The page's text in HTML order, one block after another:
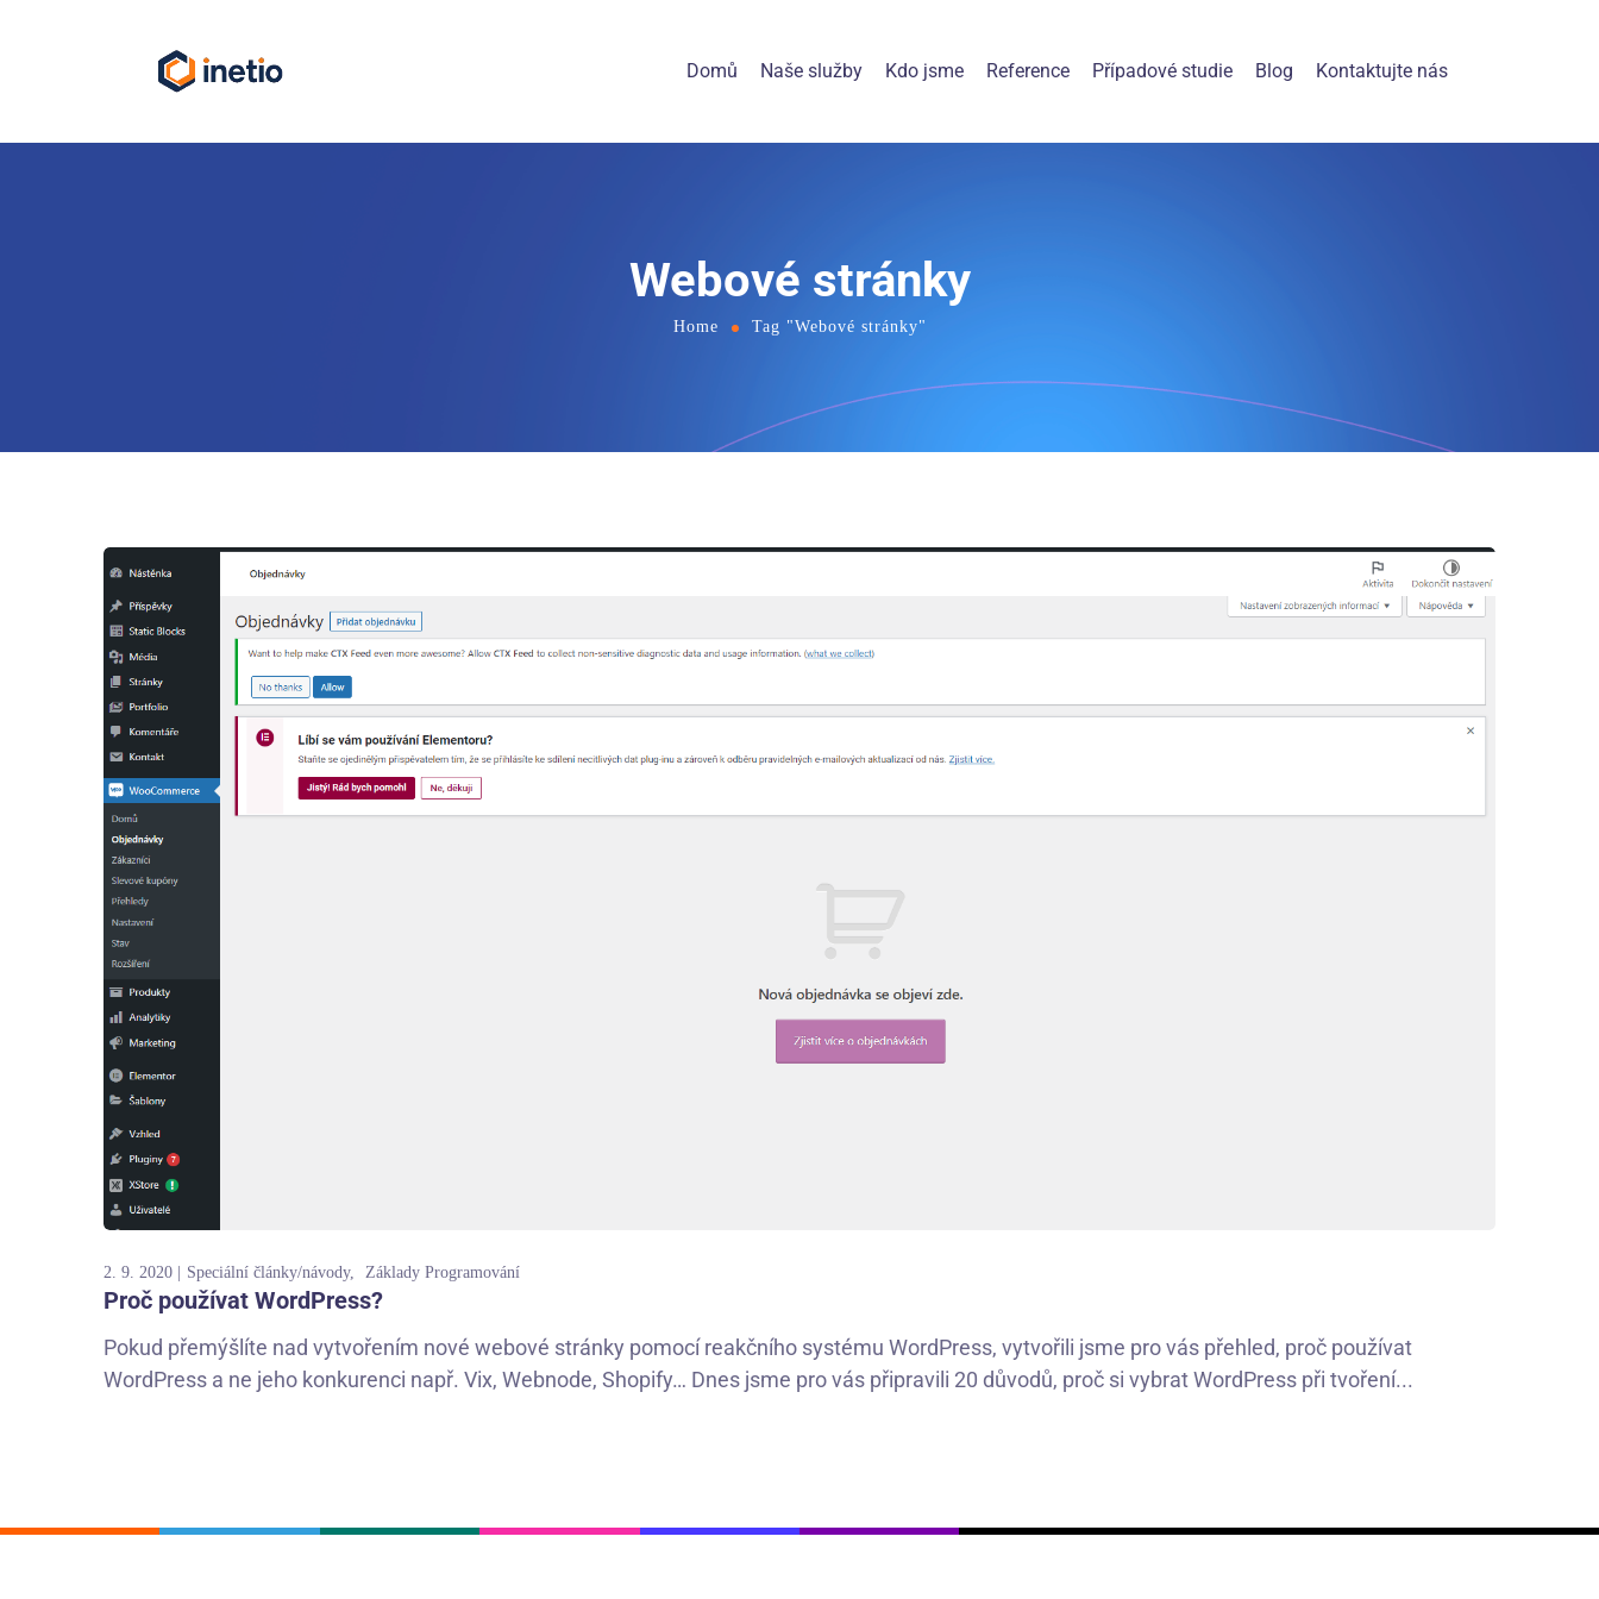
Domů Naše služby Kdo jsme Reference Případové studie Blog Kontaktujte nás
Webové stránky
Home Tag "Webové stránky"
2. 9. 2020 Speciální články/návody Základy Programování
Proč používat WordPress?
Pokud přemýšlíte nad vytvořením nové webové stránky pomocí reakčního systému WordPress, vytvořili jsme pro vás přehled, proč používat
WordPress a ne jeho konkurenci např. Vix, Webnode, Shopify… Dnes jsme pro vás připravili 20 důvodů, proč si vybrat WordPress při tvoření...